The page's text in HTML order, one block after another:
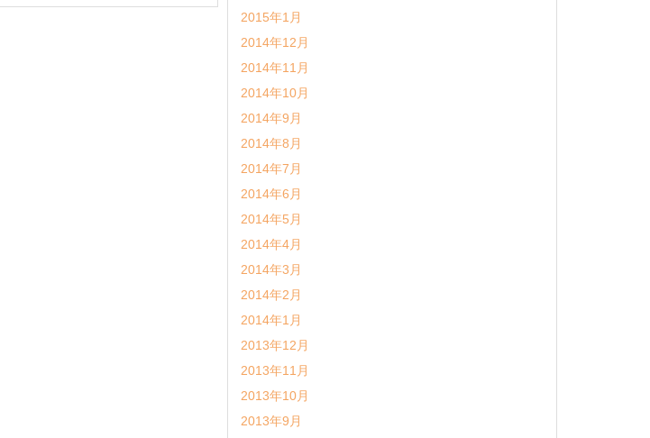
2015年1月
2014年12月
2014年11月
2014年10月
2014年9月
2014年8月
2014年7月
2014年6月
2014年5月
2014年4月
2014年3月
2014年2月
2014年1月
2013年12月
2013年11月
2013年10月
2013年9月